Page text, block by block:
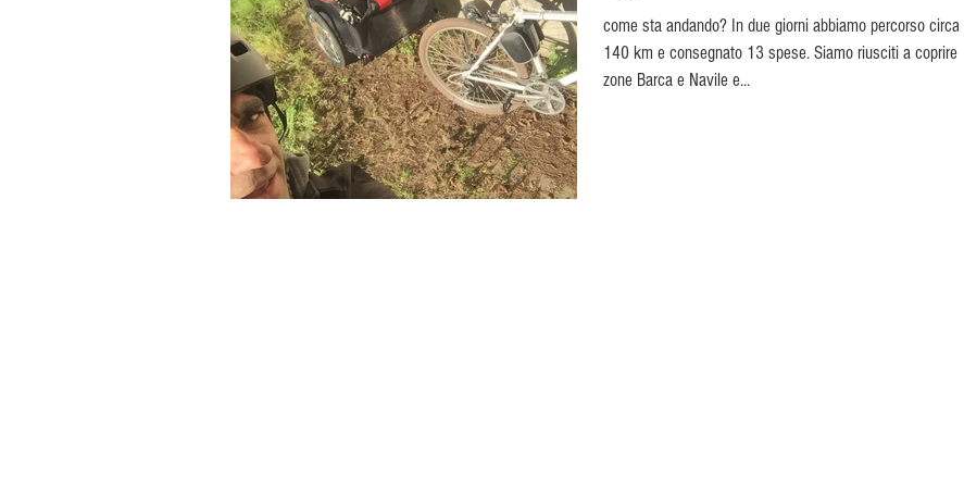
come sta andando? In due giorni abbiamo percorso circa
140 km e consegnato 13 spese. Siamo riusciti a coprire le
zone Barca e Navile e...